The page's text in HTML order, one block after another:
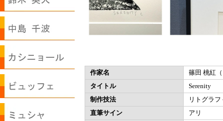
作家名
篠田 桃紅
タイトル
Serenity
制作技法
リトグラ
直筆サイン
アリ